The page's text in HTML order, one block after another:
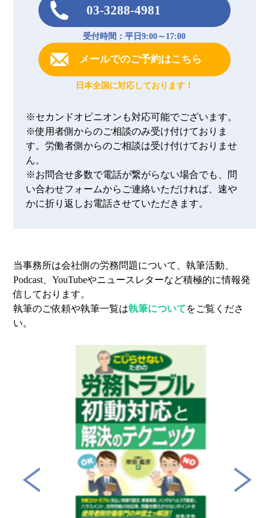
03-3288-4981
受付時間：平日9:00～17:00
メールでのご予約はこちら
日本全国に対応しております！
※セカンドオピニオンも対応可能でございます。
※使用者側からのご相談のみ受け付けておりま
す。労働者側からのご相談は受け付けておりませ
ん。
※お問合せ多数で電話が繋がらない場合でも、問
い合わせフォームからご連絡いただければ、速や
かに折り返しお電話させていただきます。
当事務所は会社側の労務問題について、執筆活動、
Podcast、YouTubeやニュースレターなど積極的に情報発
信しております。
執筆のご依頼や執筆一覧は執筆についてをご覧くださ
い。